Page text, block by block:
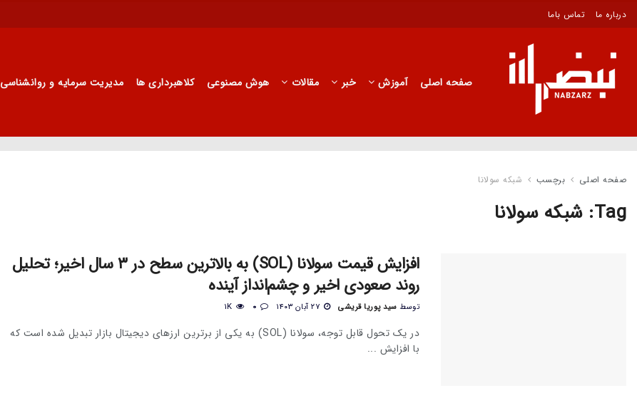
درباره ما تماس باما
صفحه اصلی آموزش خبر مقالات هوش مصنوعی کلاهبرداری ها مدیریت سرمایه و روانشناسی
صفحه اصلی برچسب شبکه سولانا
Tag: شبکه سولانا
افزایش قیمت سولانا (SOL) به بالاترین سطح در ۳ سال اخیر؛ تحلیل
روند صعودی اخیر و چشم‌انداز آینده
توسط سید پوریا قریشی
در یک تحول قابل توجه، سولانا (SOL) به یکی از برترین ارزهای دیجیتال بازار تبدیل شده است که
با افزایش ...